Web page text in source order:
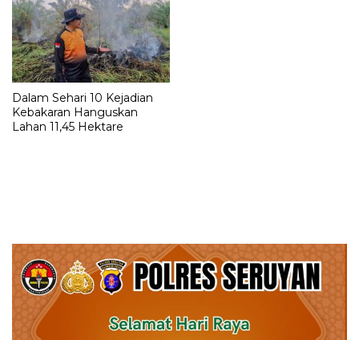
Dalam Sehari 10 Kejadian
Kebakaran Hanguskan
Lahan 11,45 Hektare